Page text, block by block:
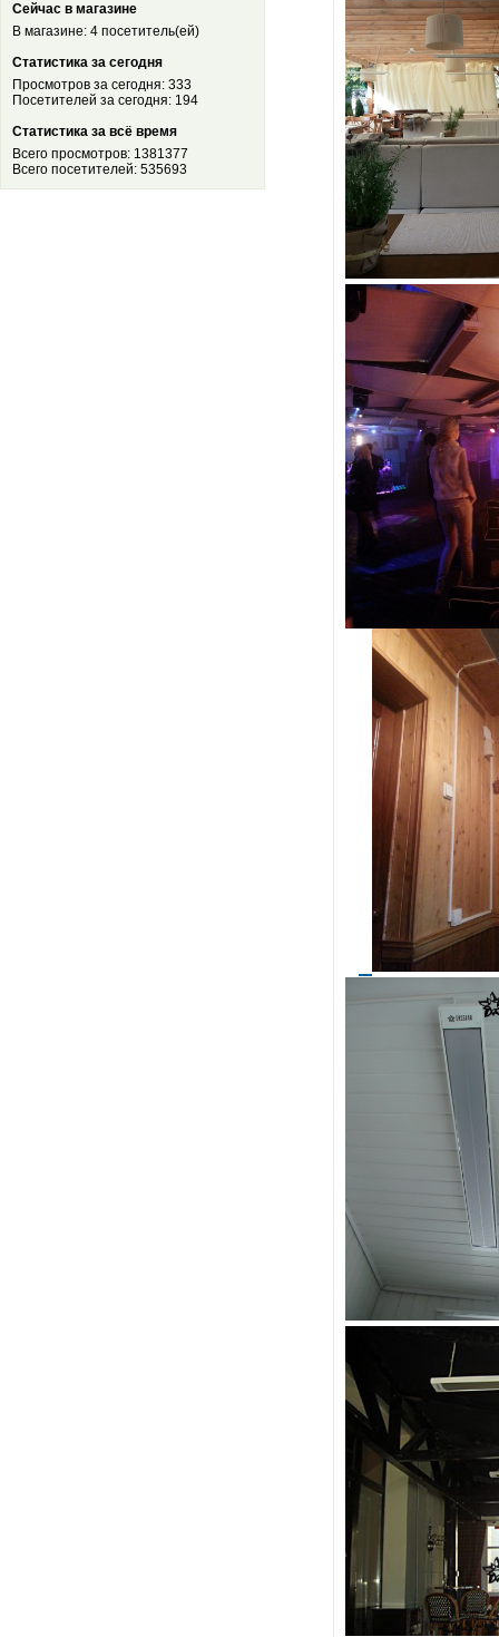
Сейчас в магазине
В магазине: 4 посетитель(ей)
Статистика за сегодня
Просмотров за сегодня: 333
Посетителей за сегодня: 194
Статистика за всё время
Всего просмотров: 1381377
Всего посетителей: 535693